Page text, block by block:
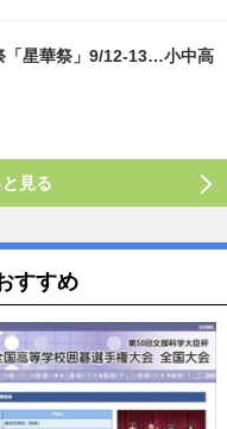
「星華祭」9/12-13…小中高
見る
すすめ